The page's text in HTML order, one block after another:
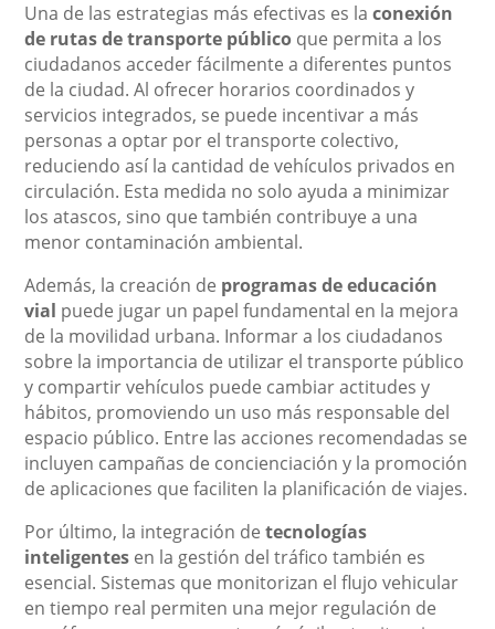
Una de las estrategias más efectivas es laconexión
de rutas de transporte público que permita a los
ciudadanos acceder fácilmente a diferentes puntos
de la ciudad. Al ofrecer horarios coordinados y
servicios integrados, se puede incentivar a más
personas a optar por el transporte colectivo,
reduciendo así la cantidad de vehículos privados en
circulación. Esta medida no solo ayuda a minimizar
los atascos, sino que también contribuye a una
menor contaminación ambiental.
Además, la creación de programas de educación
vial puede jugar un papel fundamental en la mejora
de la movilidad urbana. Informar a los ciudadanos
sobre la importancia de utilizar el transporte público
y compartir vehículos puede cambiar actitudes y
hábitos, promoviendo un uso más responsable del
espacio público. Entre las acciones recomendadas se
incluyen campañas de concienciación y la promoción
de aplicaciones que faciliten la planificación de viajes.
Por último, la integración detecnologías
inteligentes en la gestión del tráfico también es
esencial. Sistemas que monitorizan el flujo vehicular
en tiempo real permiten una mejor regulación de